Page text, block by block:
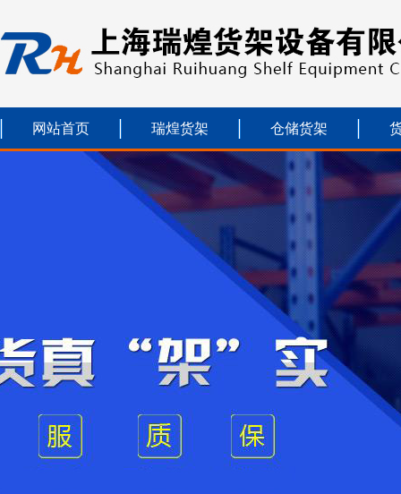
网站首页 瑞煌货架 仓储货架